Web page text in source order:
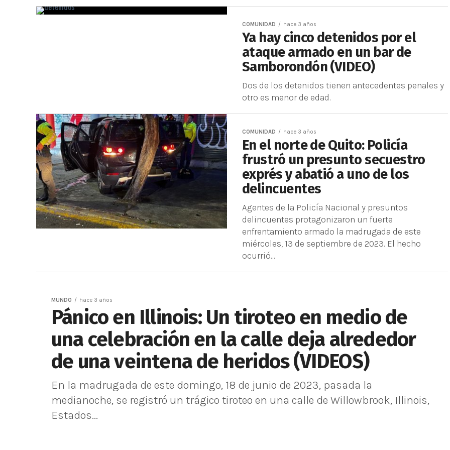
COMUNIDAD hace 3 años
Ya hay cinco detenidos por el
ataque armado en un bar de
Samborondón (VIDEO)
Dos de los detenidos tienen antecedentes penales y
otro es menor de edad.
COMUNIDAD hace 3 años
En el norte de Quito: Policía
frustró un presunto secuestro
exprés y abatió a uno de los
delincuentes
Agentes de la Policía Nacional y presuntos
delincuentes protagonizaron un fuerte
enfrentamiento armado la madrugada de este
miércoles, 13 de septiembre de 2023. El hecho
ocurrió...
MUNDO hace 3 años
Pánico en Illinois: Un tiroteo en medio de
una celebración en la calle deja alrededor
de una veintena de heridos (VIDEOS)
En la madrugada de este domingo, 18 de junio de 2023, pasada la
medianoche, se registró un trágico tiroteo en una calle de Willowbrook, Illinois,
Estados...